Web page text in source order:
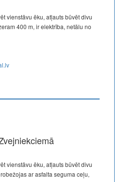
vienstāvu ēku, atļauts būvēt divu
400 m, ir elektrība, netālu no
vienstāvu ēku, atļauts būvēt divu
ar asfalta seguma ceļu,